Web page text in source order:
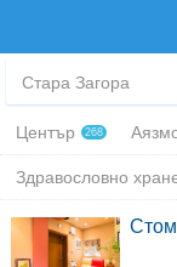
Стара Загора
Център 268
Здравословно